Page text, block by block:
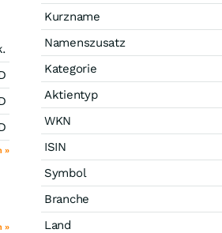
»
»
Kurzname
Namenszusatz
Kategorie
Aktientyp
WKN
ISIN
Symbol
Branche
Land